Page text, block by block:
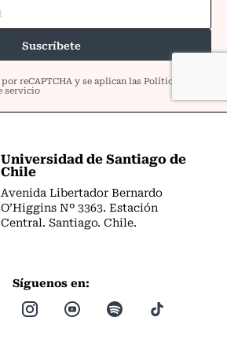
Universidad de Santiago de
Chile
Avenida Libertador Bernardo
O’Higgins Nº 3363. Estación
Central. Santiago. Chile.
Síguenos en: